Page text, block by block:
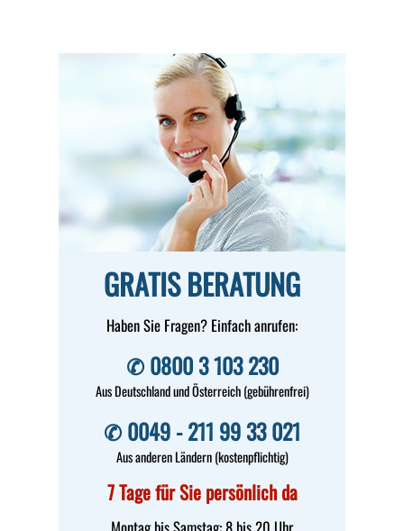
GRATIS BERATUNG
Haben Sie Fragen? Einfach anrufen:
✆ 0800 3 103 230
Aus Deutschland und Österreich (gebührenfrei)
✆ 0049 - 211 99 33 021
Aus anderen Ländern (kostenpflichtig)
7 Tage für Sie persönlich da